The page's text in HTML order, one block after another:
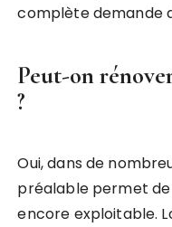
complète demande
Peut-on
?
Oui, dans de
préalable permet
encore exploitable.